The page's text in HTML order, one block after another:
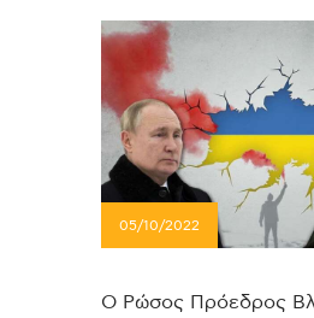
05/10/2022
Ο Ρώσος Πρόεδρος